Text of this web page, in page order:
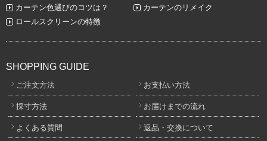
カーテン色選びのコツは？
カーテンのリメイク
ロールスクリーンの特徴
SHOPPING GUIDE
ご注文方法 お支払い方法
採寸方法 お届けまでの流れ
よくある質問 返品・交換について